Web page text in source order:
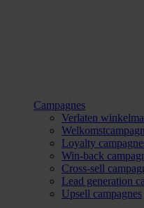
Campagnes
Verlaten
Loyalty
Win-back
Cross-sell
Lead generation
Upsell campagnes